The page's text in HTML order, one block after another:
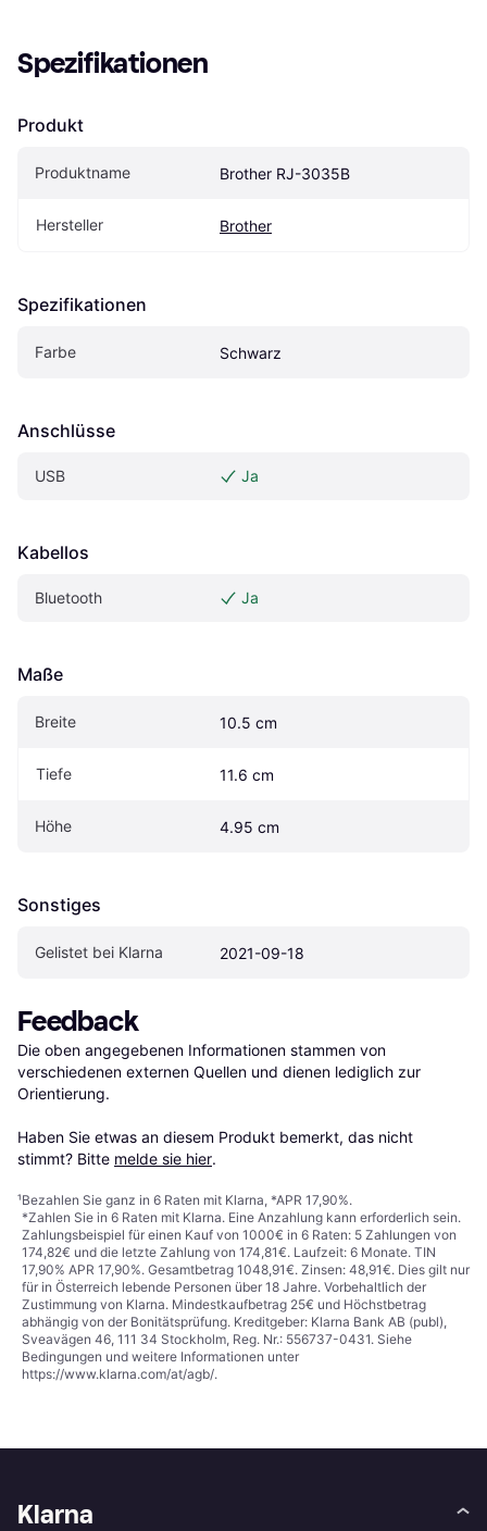
Spezifikationen
Produkt
Produktname Brother RJ-3035B
Hersteller Brother
Spezifikationen
Farbe Schwarz
Anschlüsse
USB Ja
Kabellos
Bluetooth Ja
Maße
Breite 10.5 cm
Tiefe 11.6 cm
Höhe 4.95 cm
Sonstiges
Gelistet bei Klarna 2021-09-18
Feedback
Die oben angegebenen Informationen stammen von
verschiedenen externen Quellen und dienen lediglich zur
Orientierung.
Haben Sie etwas an diesem Produkt bemerkt, das nicht
stimmt? Bitte melde sie hier.
¹Bezahlen Sie ganz in 6 Raten mit Klarna, *APR 17,90%.
*Zahlen Sie in 6 Raten mit Klarna. Eine Anzahlung kann erforderlich sein.
Zahlungsbeispiel für einen Kauf von 1000€ in 6 Raten: 5 Zahlungen von
174,82€ und die letzte Zahlung von 174,81€. Laufzeit: 6 Monate. TIN
17,90% APR 17,90%. Gesamtbetrag 1048,91€. Zinsen: 48,91€. Dies gilt nur
für in Österreich lebende Personen über 18 Jahre. Vorbehaltlich der
Zustimmung von Klarna. Mindestkaufbetrag 25€ und Höchstbetrag
abhängig von der Bonitätsprüfung. Kreditgeber: Klarna Bank AB (publ),
Sveavägen 46, 111 34 Stockholm, Reg. Nr.: 556737-0431. Siehe
Bedingungen und weitere Informationen unter
https://www.klarna.com/at/agb/.
Klarna